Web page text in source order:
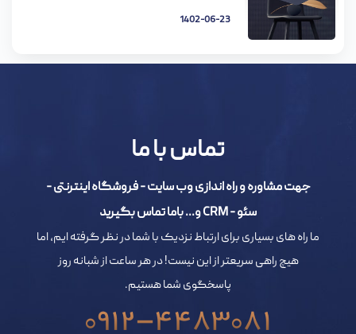
1402-06-23
تماس با ما
جهت مشاوره و راه اندازی وب سایت - فروشگاه اینترنتی -
سئو - CRM و... باما تماس بگیرید
ما راه های بسیاری برای ارتباط نزدیک با شما در نظر گرفته ایم، اما
هیچ راهی سریعتر از این نیست! در هر ساعت از شبانه روز
پاسخگوی شما هستیم.
0912-4483081